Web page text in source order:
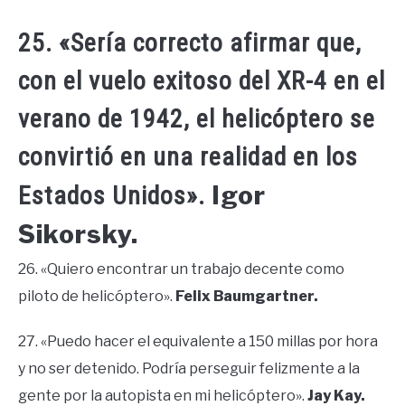
25. «Sería correcto afirmar que,
con el vuelo exitoso del XR-4 en el
verano de 1942, el helicóptero se
convirtió en una realidad en los
Estados Unidos». Igor
Sikorsky.
26. «Quiero encontrar un trabajo decente como
piloto de helicóptero». Felix Baumgartner.
27. «Puedo hacer el equivalente a 150 millas por hora
y no ser detenido. Podría perseguir felizmente a la
gente por la autopista en mi helicóptero». Jay Kay.